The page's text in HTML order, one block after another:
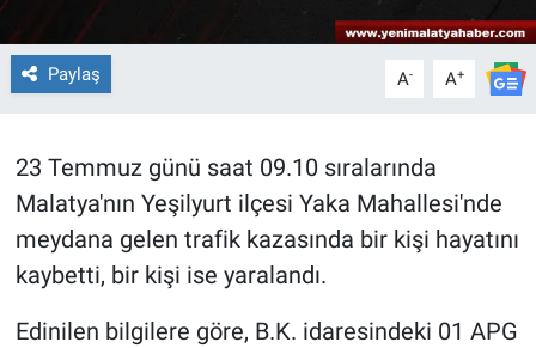
Paylaş A- A+
23 Temmuz günü saat 09.10 sıralarında
Malatya'nın Yeşilyurt ilçesi Yaka Mahallesi'nde
meydana gelen trafik kazasında bir kişi hayatını
kaybetti, bir kişi ise yaralandı.
Edinilen bilgilere göre, B.K. idaresindeki 01 APG